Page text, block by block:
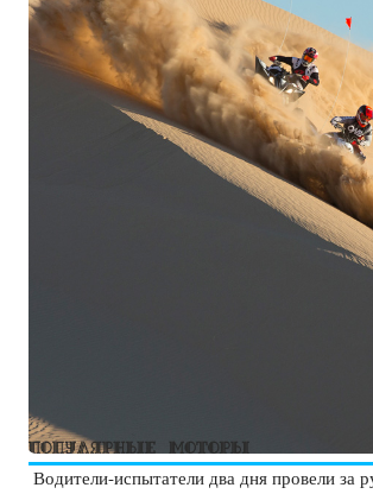
Водители-испытатели два дня провели за